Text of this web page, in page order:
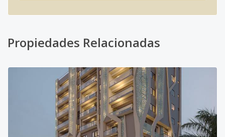
Propiedades Relacionadas